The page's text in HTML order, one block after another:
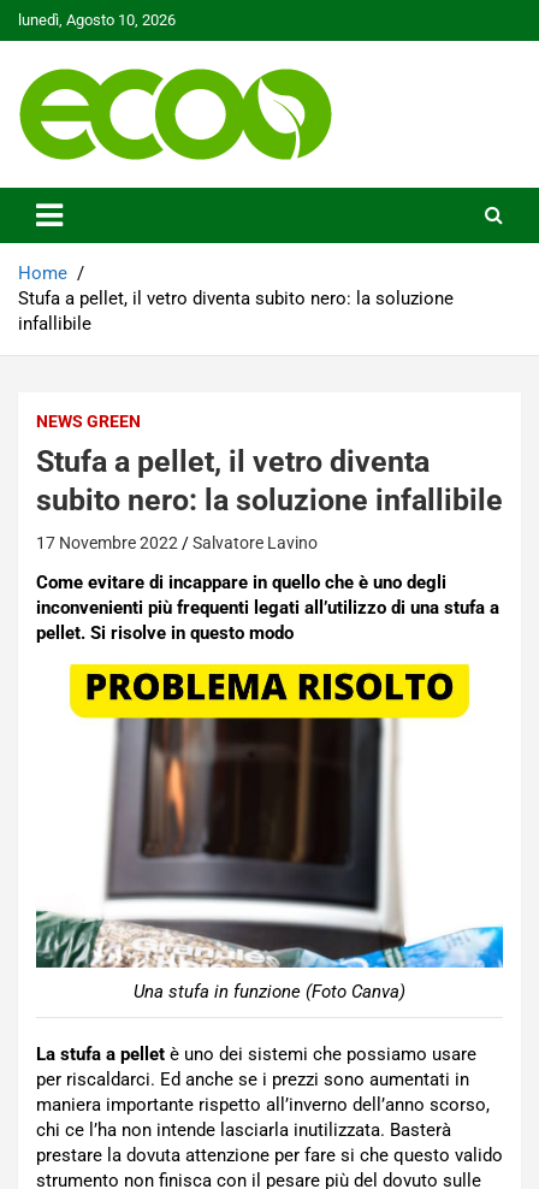
Skip
to
lunedì, Agosto 10, 2026
Ecoo.it
Home
Stufa a pellet, il vetro diventa subito nero: la soluzione
infallibile
NEWS GREEN
Stufa a pellet, il vetro diventa
subito nero: la soluzione infallibile
17 Novembre 2022 Salvatore Lavino
Come evitare di incappare in quello che è uno degli
inconvenienti più frequenti legati all’utilizzo di una stufa a
pellet. Si risolve in questo modo
Una stufa in funzione (Foto Canva)
La stufa a pellet è uno dei sistemi che possiamo usare
per riscaldarci. Ed anche se i prezzi sono aumentati in
maniera importante rispetto all’inverno dell’anno scorso,
chi ce l’ha non intende lasciarla inutilizzata. Basterà
prestare la dovuta attenzione per fare si che questo valido
strumento non finisca con il pesare più del dovuto sulle